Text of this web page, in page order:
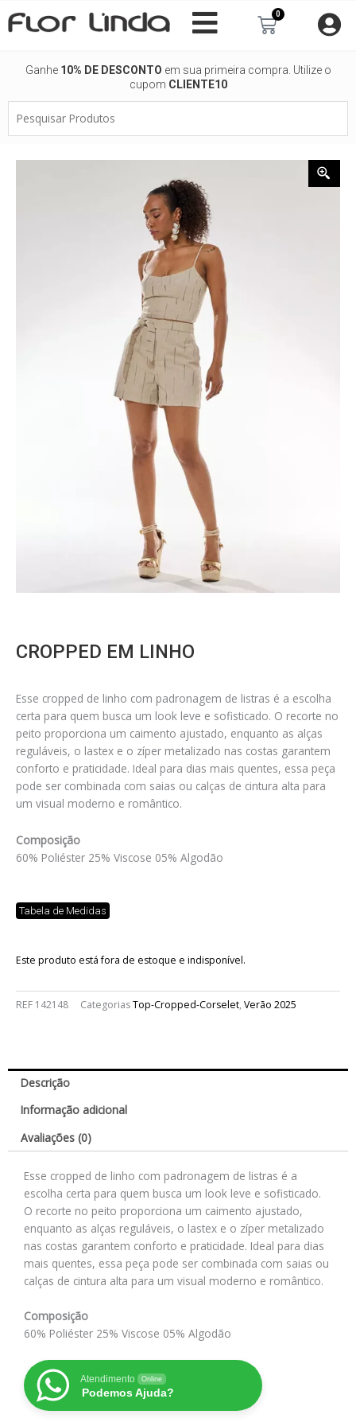
para
0
Carrinho
Ganhe 10% DE DESCONTO em sua primeira compra. Utilize o
cupom CLIENTE10
Produtos
CROPPED EM LINHO
Esse cropped de linho com padronagem de listras é a escolha
certa para quem busca um look leve e sofisticado. O recorte no
peito proporciona um caimento ajustado, enquanto as alças
reguláveis, o lastex e o zíper metalizado nas costas garantem
conforto e praticidade. Ideal para dias mais quentes, essa peça
pode ser combinada com saias ou calças de cintura alta para
um visual moderno e romântico.
Composição
60% Poliéster 25% Viscose 05% Algodão
Tabela de Medidas
Este produto está fora de estoque e indisponível.
REF 142148 CategoriasTop-Cropped-Corselet, Verão 2025
Descrição
Informação adicional
Avaliações (0)
Esse cropped de linho com padronagem de listras é a
escolha certa para quem busca um look leve e sofisticado.
O recorte no peito proporciona um caimento ajustado,
enquanto as alças reguláveis, o lastex e o zíper metalizado
nas costas garantem conforto e praticidade. Ideal para dias
mais quentes, essa peça pode ser combinada com saias ou
calças de cintura alta para um visual moderno e romântico.
Composição
60% Poliéster 25% Viscose 05% Algodão
Atendimento Online
Podemos Ajuda?